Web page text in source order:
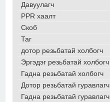
Давуулагч
PPR хаалт
Скоб
Таг
дотор резьбатай холбогч
Эргэдэг резьбатай холбогч
Гадна резьбатай холбогч
Дотор резьбатай гуравлагч
Гадна резьбатай гуравлагч